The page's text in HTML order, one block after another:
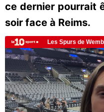
ce dernier pourrait
soir face à Reims.